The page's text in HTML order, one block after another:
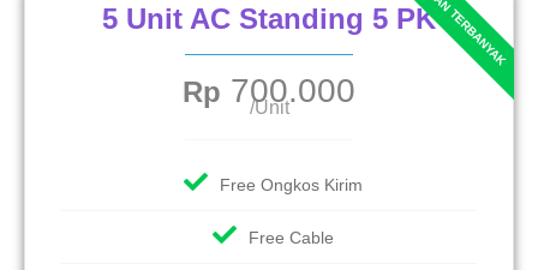
5 Unit AC Standing 5 PK
Rp 700.000
/Unit
Free Ongkos Kirim
Free Cable